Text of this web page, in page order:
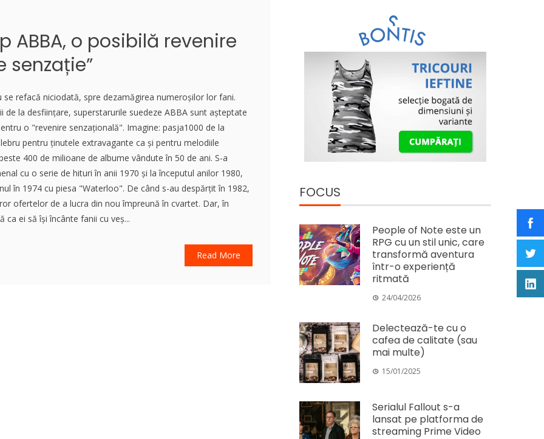
ABBA, o posibilă revenire
senzație”
se refacă niciodată, spre dezamăgirea numeroșilor lor fani.
de la desființare, superstarurile suedeze ABBA sunt așteptate
o "revenire senzațională". Imagine: pasja1000 de la
pentru ținutele extravagante ca și pentru melodiile
400 de milioane de albume vândute în 50 de ani. S-a
cu o serie de hituri în anii 1970 și la începutul anilor 1980,
în 1974 cu piesa "Waterloo". De când s-au despărțit în 1982,
ofertelor de a lucra din nou împreună în cvartet. Dar, în
ca ei să își încânte fanii cu veș...
Read More
FOCUS
People of Note este un
RPG cu un stil unic, care
transformă aventura
într-o experiență
ritmată
24/04/2026
Delectează-te cu o
cafea de calitate (sau
mai multe)
15/01/2025
Serialul Fallout s-a
lansat pe platforma de
streaming Prime Video